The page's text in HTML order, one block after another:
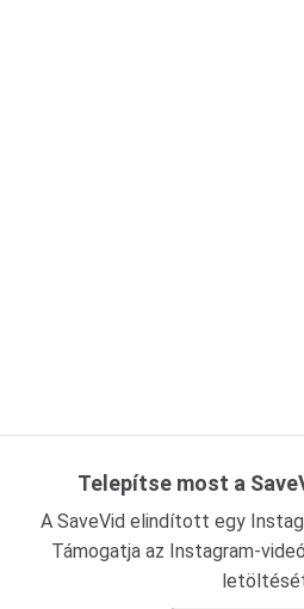
Telepítse most a
A SaveVid elindított egy
Támogatja az Instagram-